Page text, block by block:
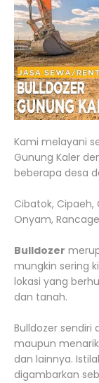
Kami melayani
Gunung Kaler
beberapa desa
Cibatok, Cipaeh,
Onyam,
Bulldozer
mungkin sering
lokasi yang
dan tanah.
Bulldozer
maupun
dan lainnya.
digambarkan